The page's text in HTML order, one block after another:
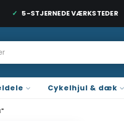
5-STJERNEDE VÆRKSTEDER
Cykelhjul & dæk
OVER 899 KR. / CYKLER OVER 9.999 KR.